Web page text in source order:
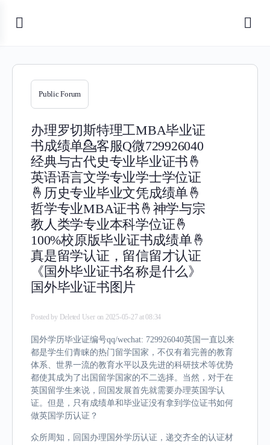
Public Forum
办理罗切斯特理工MBA毕业证
书成绩单💁客服Q微729926040
经典与古代史专业毕业证书🤞
英语语言文学专业学士学位证
🤞历史专业毕业文凭成绩单🤞
哲学专业MBA证书🤞神学与宗
教人类学专业本科学位证🤞
100%校原版毕业证书成绩单🤞
真是留学认证，留信留才认证
《国外毕业证书名称是什么》
国外毕业证书图片
Posted by Deleted User on 2025-05-27 at 08:34
国外学历毕业证编号qq/wechat: 729926040英国一直以来
都是学生们青睐的热门留学国家，不仅有着完善的教育
体系、世界一流的教育水平以及先进的科研技术等优势
都使其成为了出国留学国家的不二选择。当然，对于在
英国留学生来说，回国发展首先就需要办理英国学认
证。但是，只有成绩单和毕业证没有拿到学位证书如何
做英国学历认证？
众所周知，回国办理国外学历认证，递交齐全的认证材